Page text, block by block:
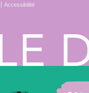
Accessibilité